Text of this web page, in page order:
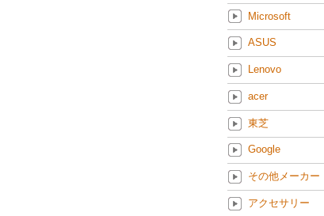
Microsoft
ASUS
Lenovo
acer
東芝
Google
その他メーカー
アクセサリー